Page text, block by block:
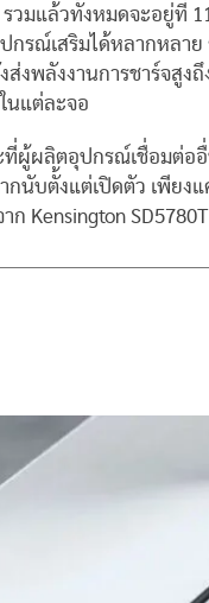
รวมแล้วทั้งหมดจะอยู่ที่
กรณ์เสริมได้หลากหล
พลังงานการชาร์จสูงถึ
นแต่ละจอ
ผู้ผลิตอุปกรณ์เชื่อมต่อ
กนับตั้งแต่เปิดตัว เพียง
Kensington